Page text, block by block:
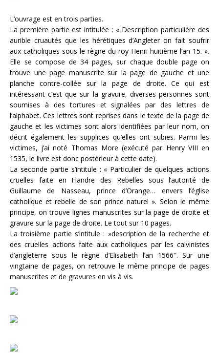
L’ouvrage est en trois parties.
La première partie est intitulée : « Description particulière des
aurible cruautés que les hérétiques d’Angleter on fait soufrir
aux catholiques sous le règne du roy Henri huitième l’an 15. ».
Elle se compose de 34 pages, sur chaque double page on
trouve une page manuscrite sur la page de gauche et une
planche contre-collée sur la page de droite. Ce qui est
intéressant c’est que sur la gravure, diverses personnes sont
soumises à des tortures et signalées par des lettres de
l’alphabet. Ces lettres sont reprises dans le texte de la page de
gauche et les victimes sont alors identifiées par leur nom, on
décrit également les supplices qu’elles ont subies. Parmi les
victimes, j’ai noté Thomas More (exécuté par Henry VIII en
1535, le livre est donc postérieur à cette date).
La seconde partie s’intitule : « Particulier de quelques actions
cruelles faite en Flandre des Rebelles sous l’autorité de
Guillaume de Nasseau, prince d’Orange… envers l’église
catholique et rebelle de son prince naturel ». Selon le même
principe, on trouve lignes manuscrites sur la page de droite et
gravure sur la page de droite. Le tout sur 10 pages.
La troisième partie s’intitule : »description de la recherche et
des cruelles actions faite aux catholiques par les calvinistes
d’angleterre sous le règne d’Elisabeth l’an 1566″. Sur une
vingtaine de pages, on retrouve le même principe de pages
manuscrites et de gravures en vis à vis.